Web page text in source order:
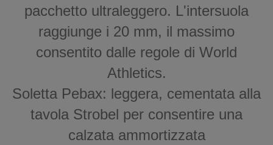
pacchetto ultraleggero. L'intersuola
raggiunge i 20 mm, il massimo
consentito dalle regole di World
Athletics.
Soletta Pebax: leggera, cementata alla
tavola Strobel per consentire una
calzata ammortizzata